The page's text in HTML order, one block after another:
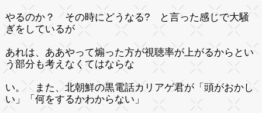
やるのか？ その時にどうなる? と言った感じで大騒
ぎをしているが
あれは、ああやって煽った方が視聴率が上がるからとい
う部分も考えなくてはならな
い。 また、北朝鮮の黒電話カリアゲ君が「頭がおかし
い」「何をするかわからない」